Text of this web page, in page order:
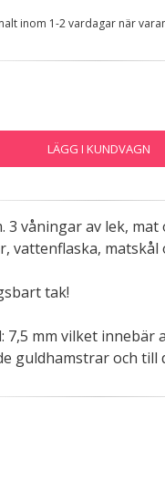
inom 1-2 vardagar när
LÄGG I KUNDVAGN
3 våningar av lek,
vattenflaska, matskål
tak!
7,5 mm vilket innebär
guldhamstrar och till